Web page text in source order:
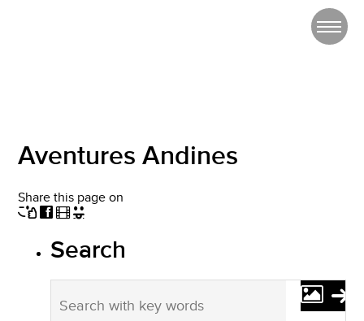
Aventures Andines
Share this page on
Search